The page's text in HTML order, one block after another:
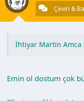
r
Çeviri &
İhtiyar Martin Amca
Emin ol dostum çok